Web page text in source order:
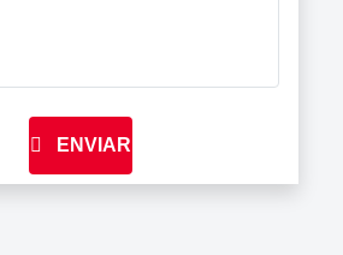
ENVIAR